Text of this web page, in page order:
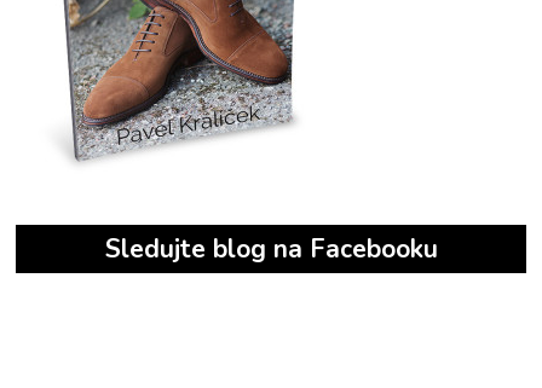
Sledujte blog na Facebooku